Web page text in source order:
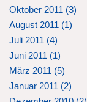
Oktober 2011 (3)
August 2011 (1)
Juli 2011 (4)
Juni 2011 (1)
März 2011 (5)
Januar 2011 (2)